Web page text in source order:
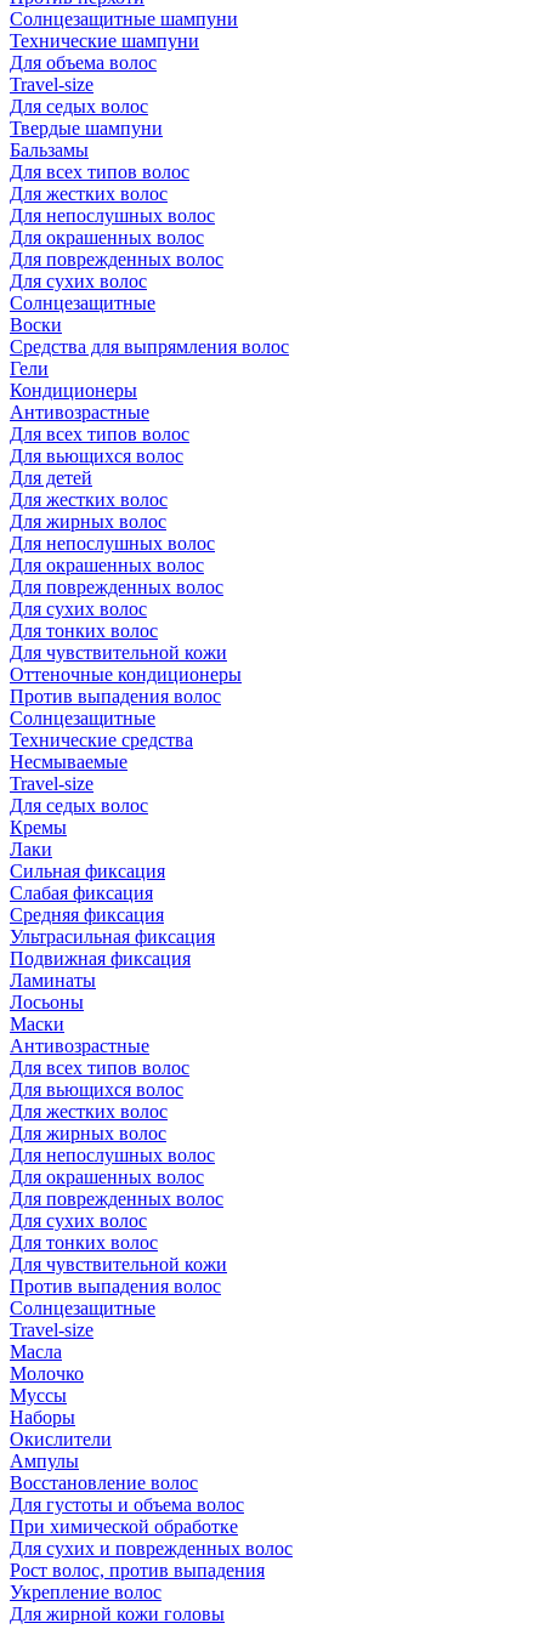
Солнцезащитные шампуни
Технические шампуни
Для объема волос
Travel-size
Для седых волос
Твердые шампуни
Бальзамы
Для всех типов волос
Для жестких волос
Для непослушных волос
Для окрашенных волос
Для поврежденных волос
Для сухих волос
Солнцезащитные
Воски
Средства для выпрямления волос
Гели
Кондиционеры
Антивозрастные
Для всех типов волос
Для вьющихся волос
Для детей
Для жестких волос
Для жирных волос
Для непослушных волос
Для окрашенных волос
Для поврежденных волос
Для сухих волос
Для тонких волос
Для чувствительной кожи
Оттеночные кондиционеры
Против выпадения волос
Солнцезащитные
Технические средства
Несмываемые
Travel-size
Для седых волос
Кремы
Лаки
Сильная фиксация
Слабая фиксация
Средняя фиксация
Ультрасильная фиксация
Подвижная фиксация
Ламинаты
Лосьоны
Маски
Антивозрастные
Для всех типов волос
Для вьющихся волос
Для жестких волос
Для жирных волос
Для непослушных волос
Для окрашенных волос
Для поврежденных волос
Для сухих волос
Для тонких волос
Для чувствительной кожи
Против выпадения волос
Солнцезащитные
Travel-size
Масла
Молочко
Муссы
Наборы
Окислители
Ампулы
Восстановление волос
Для густоты и объема волос
При химической обработке
Для сухих и поврежденных волос
Рост волос, против выпадения
Укрепление волос
Для жирной кожи головы